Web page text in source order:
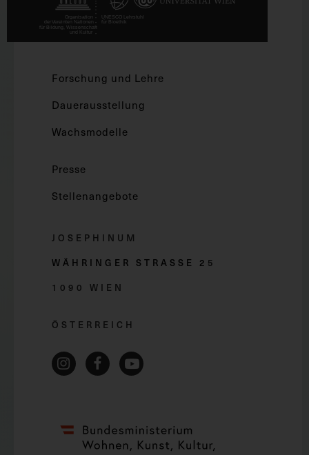
Forschung und Lehre
Dauerausstellung
Wachsmodelle
Presse
Stellenangebote
JOSEPHINUM
WÄHRINGER STRASSE 2 5
1090 WIEN
ÖSTERREICH